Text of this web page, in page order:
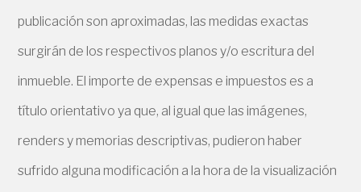
publicación son aproximadas, las medidas exactas
surgirán de los respectivos planos y/o escritura del
inmueble. El importe de expensas e impuestos es a
título orientativo ya que, al igual que las imágenes,
renders y memorias descriptivas, pudieron haber
sufrido alguna modificación a la hora de la visualización